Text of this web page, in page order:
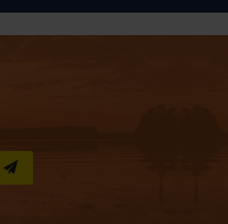
S''INSCRIRE